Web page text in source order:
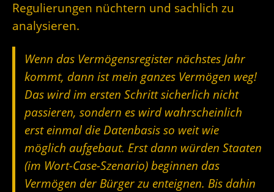
Regulierungen nüchtern und sachlich zu
analysieren.
Wenn das Vermögensregister nächstes Jahr
kommt, dann ist mein ganzes Vermögen weg!
Das wird im ersten Schritt sicherlich nicht
passieren, sondern es wird wahrscheinlich
erst einmal die Datenbasis so weit wie
möglich aufgebaut. Erst dann würden Staaten
(im Wort-Case-Szenario) beginnen das
Vermögen der Bürger zu enteignen. Bis dahin